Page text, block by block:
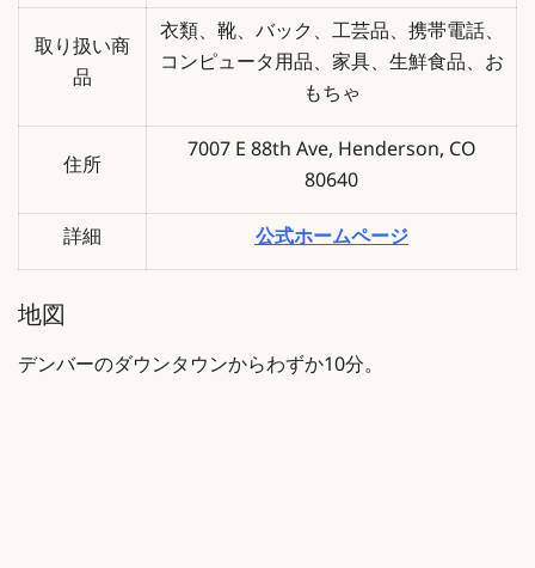
取り扱い商
品
衣類、靴、バック、工芸品、携帯電話、
コンピュータ用品、家具、生鮮食品、お
もちゃ
住所
7007 E 88th Ave, Henderson, CO
80640
詳細
公式ホームページ
地図
デンバーのダウンタウンからわずか10分。